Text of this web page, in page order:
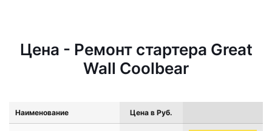
Цена - Ремонт стартера Great
Wall Coolbear
Наименование Цена в Руб.